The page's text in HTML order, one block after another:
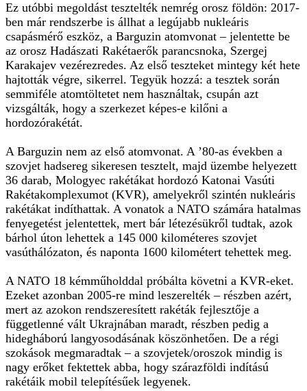
Ez utóbbi megoldást tesztelték nemrég orosz földön: 2017-
ben már rendszerbe is állhat a legújabb nukleáris
csapásmérő eszköz, a Barguzin atomvonat – jelentette be
az orosz Hadászati Rakétaerők parancsnoka, Szergej
Karakajev vezérezredes. Az első teszteket mintegy két hete
hajtották végre, sikerrel. Tegyük hozzá: a tesztek során
semmiféle atomtöltetet nem használtak, csupán azt
vizsgálták, hogy a szerkezet képes-e kilőni a
hordozórakétát.
A Barguzin nem az első atomvonat. A ’80-as években a
szovjet hadsereg sikeresen tesztelt, majd üzembe helyezett
36 darab, Mologyec rakétákat hordozó Katonai Vasúti
Rakétakomplexumot (KVR), amelyekről szintén nukleáris
rakétákat indíthattak. A vonatok a NATO számára hatalmas
fenyegetést jelentettek, mert bár létezésükről tudtak, azok
bárhol úton lehettek a 145 000 kilométeres szovjet
vasúthálózaton, és naponta 1600 kilométert tehettek meg.
A NATO 18 kémműholddal próbálta követni a KVR-eket.
Ezeket azonban 2005-re mind leszerelték – részben azért,
mert az azokon rendszeresített rakéták fejlesztője a
függetlenné vált Ukrajnában maradt, részben pedig a
hidegháború langyosodásának köszönhetően. De a régi
szokások megmaradtak – a szovjetek/oroszok mindig is
nagy erőket fektettek abba, hogy szárazföldi indítású
rakétáik mobil telepítésűek legyenek.